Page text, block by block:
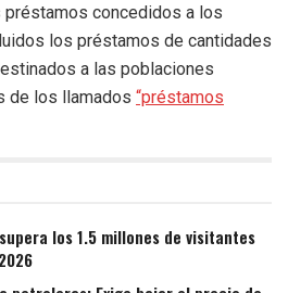
préstamos concedidos a los
los préstamos de cantidades
a las poblaciones
de los llamados “préstamos
los 1.5 millones de visitantes